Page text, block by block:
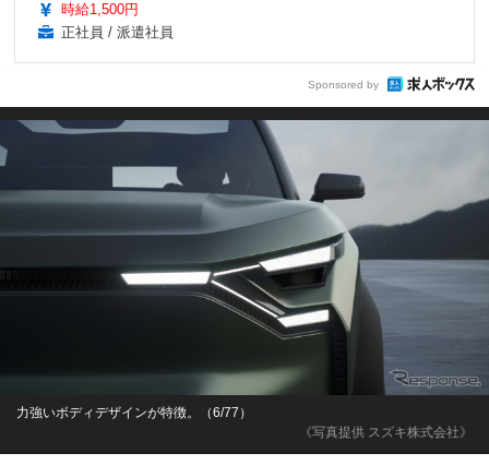
時給1,500円
正社員 / 派遣社員
Sponsored by
《写真提供 スズキ株式会社》
力強いボディデザインが特徴。（6/77）